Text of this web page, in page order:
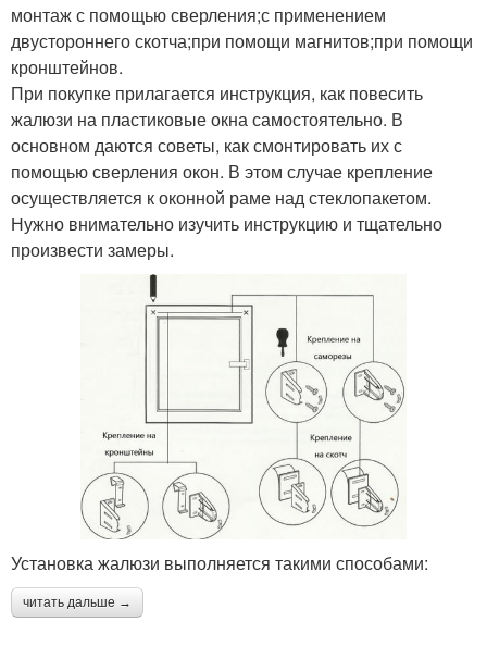
монтаж с помощью сверления;с применением
двустороннего скотча;при помощи магнитов;при помощи
кронштейнов.
При покупке прилагается инструкция, как повесить
жалюзи на пластиковые окна самостоятельно. В
основном даются советы, как смонтировать их с
помощью сверления окон. В этом случае крепление
осуществляется к оконной раме над стеклопакетом.
Нужно внимательно изучить инструкцию и тщательно
произвести замеры.
Установка жалюзи выполняется такими способами:
читать дальше →